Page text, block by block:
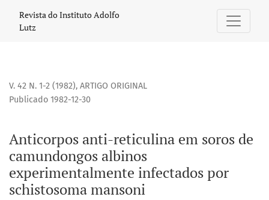
Anticorpos anti-reticulina em soros de camundongos
Revista do Instituto Adolfo
Lutz
V. 42 N. 1-2 (1982), ARTIGO ORIGINAL
Anticorpos anti-reticulina em soros de
camundongos albinos
experimentalmente infectados por
schistosoma mansoni
Publicado 1982-12-30